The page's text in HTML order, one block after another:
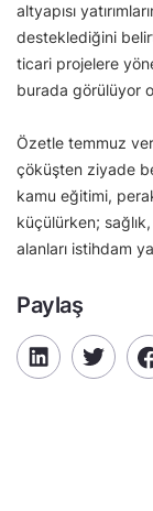
altyapısı
desteklediğini
ticari projelere
burada görülüyor
Özetle temmuz
çöküşten ziyade
kamu eğitimi,
küçülürken;
alanları istihdam
Paylaş